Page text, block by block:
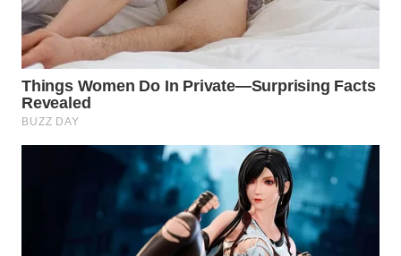
WN
SUBANG
SUKABUMI
WN